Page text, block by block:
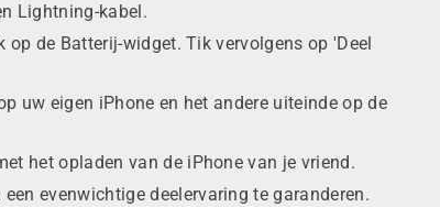
Lightning-kabel.
op de Batterij-widget.Tik vervolgens op 'Deel
uw eigen iPhone en het andere uiteinde op de
het opladen van de iPhone van je vriend.
​​evenwichtige deelervaring te garanderen.